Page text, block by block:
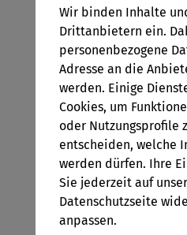
Quiz: Die 90er
Jahre-Challenge
€ 14,90
Wir binden Inhalte
Drittanbietern ein.
personenbezogene
Adresse an die
werden. Einige
Cookies, um
oder Nutzungsprofile
entscheiden, welche
werden dürfen. Ihre
Sie jederzeit auf
Datenschutzseite
anpassen.